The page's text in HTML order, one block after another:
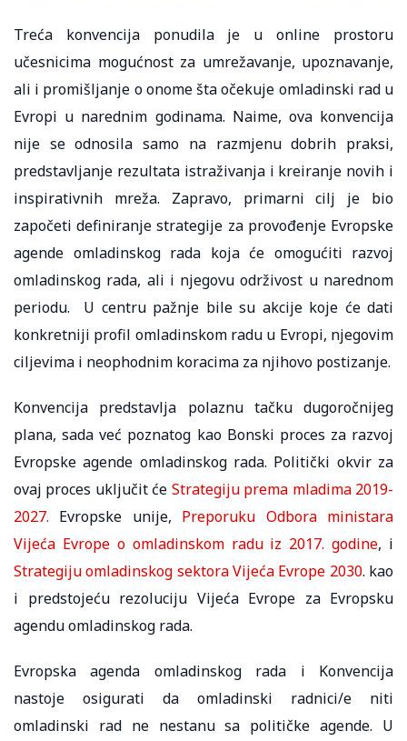
Treća konvencija ponudila je u online prostoru
učesnicima mogućnost za umrežavanje, upoznavanje,
ali i promišljanje o onome šta očekuje omladinski rad u
Evropi u narednim godinama. Naime, ova konvencija
nije se odnosila samo na razmjenu dobrih praksi,
predstavljanje rezultata istraživanja i kreiranje novih i
inspirativnih mreža. Zapravo, primarni cilj je bio
započeti definiranje strategije za provođenje Evropske
agende omladinskog rada koja će omogućiti razvoj
omladinskog rada, ali i njegovu održivost u narednom
periodu. U centru pažnje bile su akcije koje će dati
konkretniji profil omladinskom radu u Evropi, njegovim
ciljevima i neophodnim koracima za njihovo postizanje.
Konvencija predstavlja polaznu tačku dugoročnijeg
plana, sada već poznatog kao Bonski proces za razvoj
Evropske agende omladinskog rada. Politički okvir za
ovaj proces uključit će Strategiju prema mladima 2019-
2027. Evropske unije, Preporuku Odbora ministara
Vijeća Evrope o omladinskom radu iz 2017. godine, i
Strategiju omladinskog sektora Vijeća Evrope 2030. kao
i predstojeću rezoluciju Vijeća Evrope za Evropsku
agendu omladinskog rada.
Evropska agenda omladinskog rada i Konvencija
nastoje osigurati da omladinski radnici/e niti
omladinski rad ne nestanu sa političke agende. U